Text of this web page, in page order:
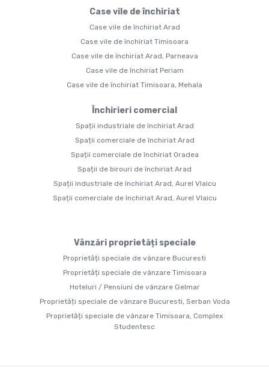
Case vile de închiriat
Case vile de închiriat Arad
Case vile de închiriat Timisoara
Case vile de închiriat Arad, Parneava
Case vile de închiriat Periam
Case vile de închiriat Timisoara, Mehala
Închirieri comercial
Spații industriale de închiriat Arad
Spații comerciale de închiriat Arad
Spații comerciale de închiriat Oradea
Spații de birouri de închiriat Arad
Spații industriale de închiriat Arad, Aurel Vlaicu
Spații comerciale de închiriat Arad, Aurel Vlaicu
Vânzări proprietăți speciale
Proprietăți speciale de vânzare Bucuresti
Proprietăți speciale de vânzare Timisoara
Hoteluri / Pensiuni de vânzare Gelmar
Proprietăți speciale de vânzare Bucuresti, Serban Voda
Proprietăți speciale de vânzare Timisoara, Complex
Studentesc